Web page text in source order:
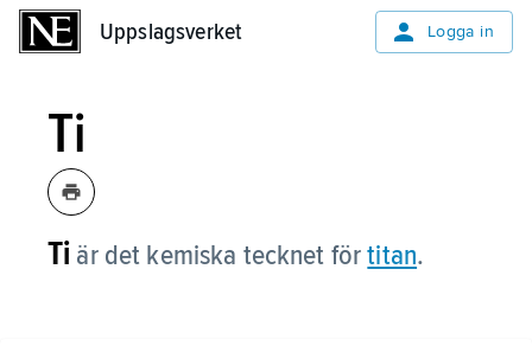
Uppslagsverket Logga in
Ti
Ti är det kemiska tecknet förtitan.